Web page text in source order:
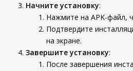
Начните установку:
Нажмите на APK-файл,
Подтвердите
на экране.
Завершите установку:
После завершения